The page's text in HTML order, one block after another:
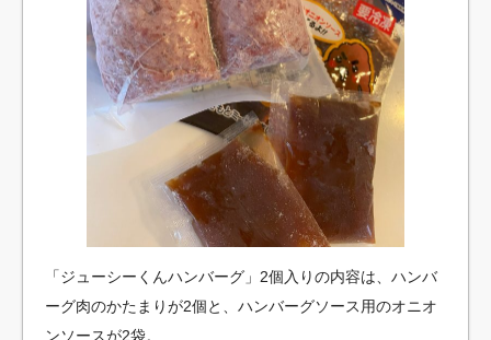
「ジューシーくんハンバーグ」2個入りの内容は、ハンバ
ーグ肉のかたまりが2個と、ハンバーグソース用のオニオ
ンソースが2袋。